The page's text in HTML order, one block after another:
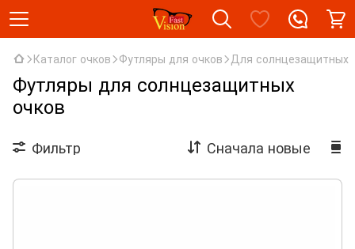
Каталог очков Футляры для очков Для солнцезащитных
Футляры для солнцезащитных
очков
Фильтр Сначала новые